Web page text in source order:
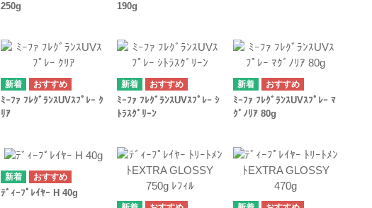
250g
190g
ﾐｰﾌｧ ﾌﾚｸﾞﾗﾝｽUVｽﾌﾟﾚｰ ｸ
ﾘｱ
ﾐｰﾌｧ ﾌﾚｸﾞﾗﾝｽUVｽﾌﾟﾚｰ ｼ
ﾄﾗｽｸﾞﾘｰﾝ
ﾐｰﾌｧ ﾌﾚｸﾞﾗﾝｽUVｽﾌﾟﾚｰ ﾏ
ｸﾞﾉﾘｱ 80g
ﾃﾞｨｰﾌﾟﾚｲﾔｰ H 40g